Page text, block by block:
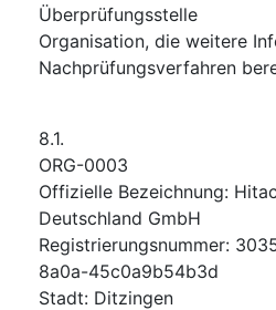
Überprüfungsstelle
Organisation, die weitere
Nachprüfungsverfahren
8.1.
ORG-0003
Offizielle Bezeichnung:
Deutschland GmbH
Registrierungsnummer:
8a0a-45c0a9b54b3d
Stadt: Ditzingen